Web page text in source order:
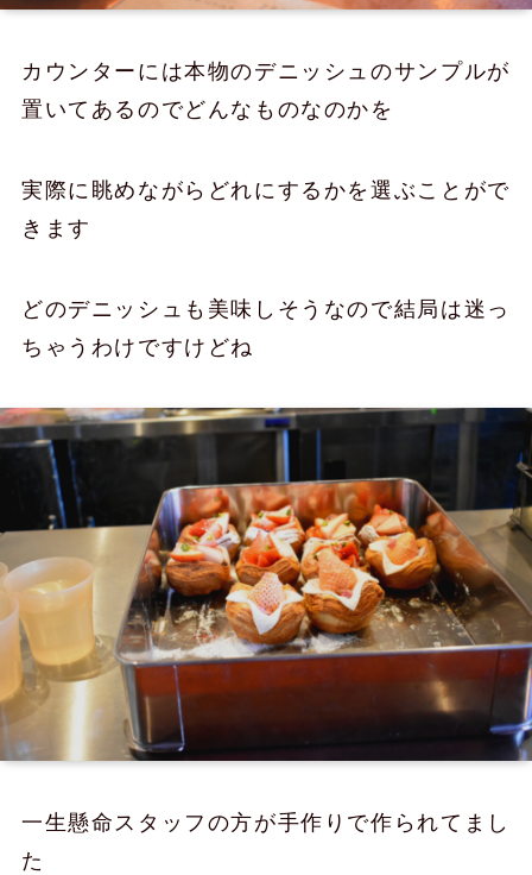
カウンターには本物のデニッシュのサンプルが
置いてあるのでどんなものなのかを
実際に眺めながらどれにするかを選ぶことがで
きます
どのデニッシュも美味しそうなので結局は迷っ
ちゃうわけですけどね
一生懸命スタッフの方が手作りで作られてまし
た